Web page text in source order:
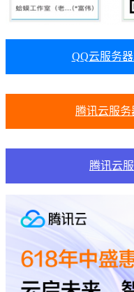
QQ云服务
腾讯云服
腾讯云